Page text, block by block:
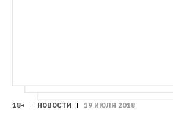
18+ НОВОСТИ 19 ИЮЛЯ 2018